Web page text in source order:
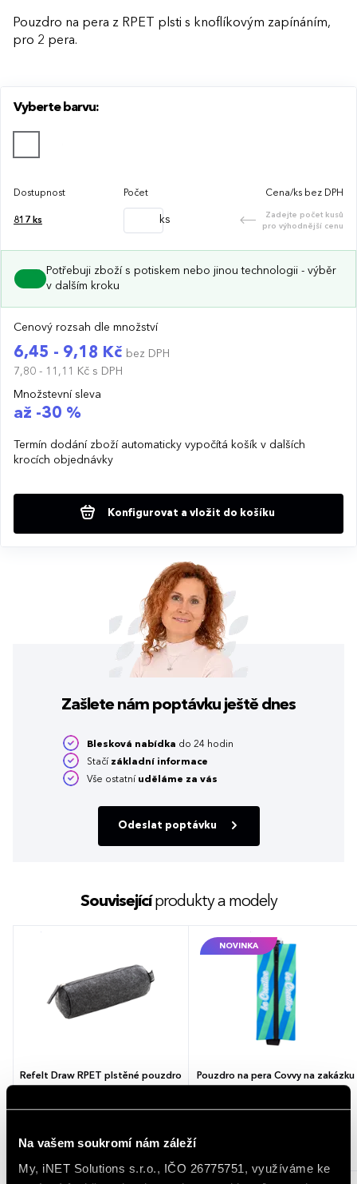
Na vašem soukromí nám záleží
My, iNET Solutions s.r.o., IČO 26775751, využíváme ke
Pouzdro na pera z RPET plsti s knoflíkovým zapínáním,
pro 2 pera.
Vyberte barvu:
Dostupnost Počet Cena/ks bez DPH
817 ks ks
Zadejte počet kusů
pro výhodnější cenu
Potřebuji zboží s potiskem nebo jinou technologii - výběr
v dalším kroku
Cenový rozsah dle množství
6,45 - 9,18 Kč bez DPH
7,80 - 11,11 Kč s DPH
Množstevní sleva
až -30 %
Termín dodání zboží automaticky vypočítá košík v dalších
krocích objednávky
Konfigurovat a vložit do košíku
Zašlete nám poptávku ještě dnes
Blesková nabídka do 24 hodin
Stačí základní informace
Vše ostatní uděláme za vás
Odeslat poptávku
Souvisejícíprodukty a modely
Refelt Draw RPET plstěné pouzdro
na pero
16,68 - 23,73 Kč
NOVINKA
Pouzdro na pera Covvy na zakázku